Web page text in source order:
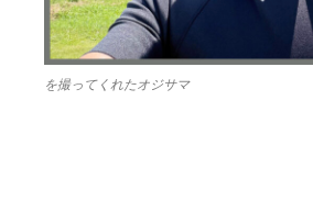
を撮ってくれたオジサマ